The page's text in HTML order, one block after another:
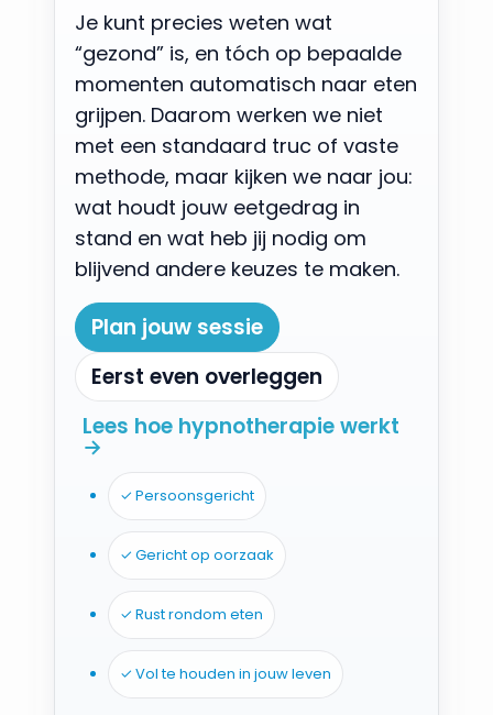
Je kunt precies weten wat
“gezond” is, en tóch op bepaalde
momenten automatisch naar eten
grijpen. Daarom werken we niet
met een standaard truc of vaste
methode, maar kijken we naar jou:
wat houdt jouw eetgedrag in
stand en wat heb jij nodig om
blijvend andere keuzes te maken.
Plan jouw sessie
Eerst even overleggen
Lees hoe hypnotherapie werkt
→
✓ Persoonsgericht
✓ Gericht op oorzaak
✓ Rust rondom eten
✓ Vol te houden in jouw leven